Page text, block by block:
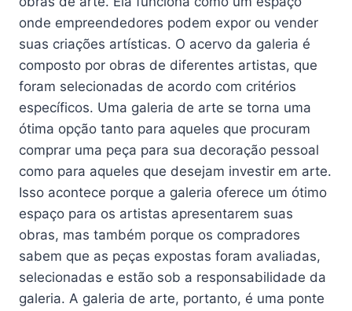
onde empreendedores podem expor ou vender
suas criações artísticas. O acervo da galeria é
composto por obras de diferentes artistas, que
foram selecionadas de acordo com critérios
específicos. Uma galeria de arte se torna uma
ótima opção tanto para aqueles que procuram
comprar uma peça para sua decoração pessoal
como para aqueles que desejam investir em arte.
Isso acontece porque a galeria oferece um ótimo
espaço para os artistas apresentarem suas
obras, mas também porque os compradores
sabem que as peças expostas foram avaliadas,
selecionadas e estão sob a responsabilidade da
galeria. A galeria de arte, portanto, é uma ponte